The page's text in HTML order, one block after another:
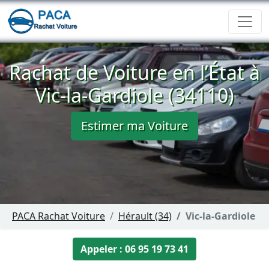
Rachat de Voiture en l’État à
Vic-la-Gardiole (34110)
Estimer ma Voiture
PACA Rachat Voiture Hérault (34) Vic-la-Gardiole
Appeler : 06 95 19 73 41